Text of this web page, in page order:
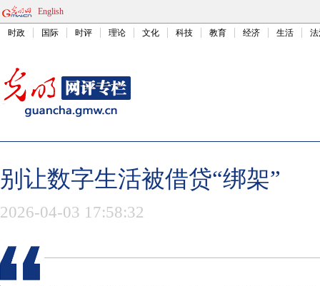
English
时政 国际 时评 理论 文化 科技 教育 经济 生活
别让数字生活被借贷“绑架”
2026-04-03 17:58:32